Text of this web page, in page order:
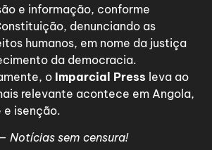
e informação, conforme
denunciando as
humanos, em nome da justiça
da democracia.
o Imparcial Press leva ao
relevante acontece em Angola,
e isenção.
Notícias sem censura!